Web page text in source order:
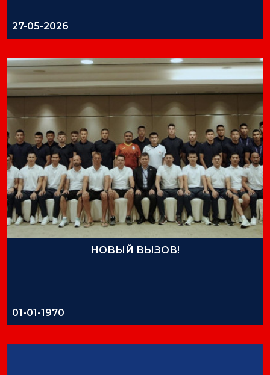
27-05-2026
НОВЫЙ ВЫЗОВ!
01-01-1970